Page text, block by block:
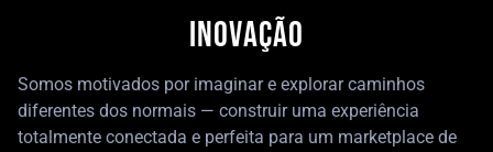
INOVAÇÃO
Somos motivados por imaginar e explorar caminhos
diferentes dos normais — construir uma experiência
totalmente conectada e perfeita para um marketplace de